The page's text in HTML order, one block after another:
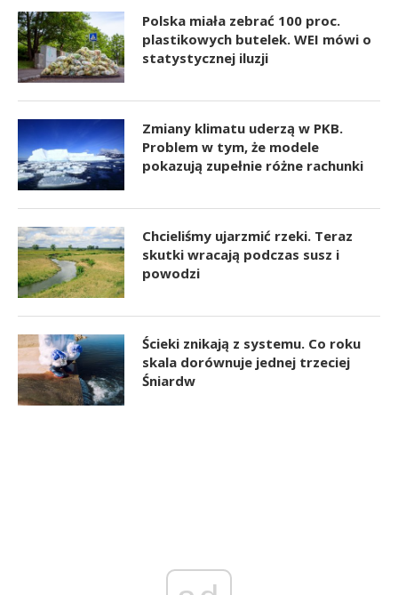
Polska miała zebrać 100 proc.
plastikowych butelek. WEI mówi o
statystycznej iluzji
Zmiany klimatu uderzą w PKB.
Problem w tym, że modele
pokazują zupełnie różne rachunki
Chcieliśmy ujarzmić rzeki. Teraz
skutki wracają podczas susz i
powodzi
Ścieki znikają z systemu. Co roku
skala dorównuje jednej trzeciej
Śniardw